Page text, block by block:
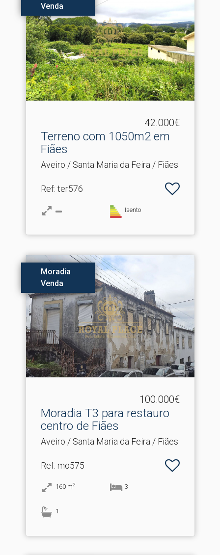
Venda
42.000€
Terreno com 1050m2 em
Fiães
Aveiro / Santa Maria da Feira / Fiães
Ref: ter576
Isento
Moradia
Venda
100.000€
Moradia T3 para restauro
centro de Fiães
Aveiro / Santa Maria da Feira / Fiães
Ref: mo575
160 m2 3
1